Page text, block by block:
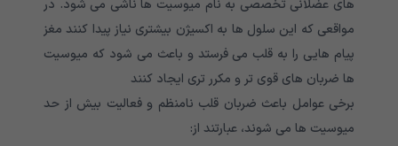
های عضلانی تخصصی به نام میوسیت ها ناشی می شود. در
مواقعی که این سلول ها به اکسیژن بیشتری نیاز پیدا کنند مغز
پیام هایی را به قلب می فرستد و باعث می شود که میوسیت
ها ضربان های قوی تر و مکرر تری ایجاد کنند
برخی عوامل باعث ضربان قلب نامنظم و فعالیت بیش از حد
میوسیت ها می شوند، عبارتند از: